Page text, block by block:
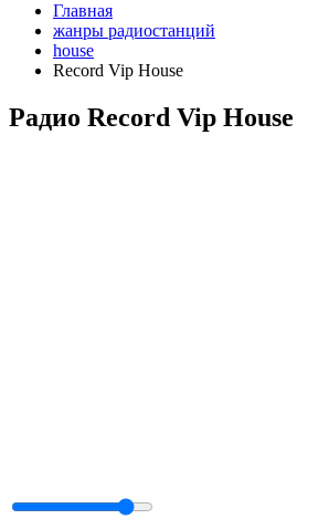
Главная
жанры радиостанций
house
Record Vip House
Радио Record Vip House